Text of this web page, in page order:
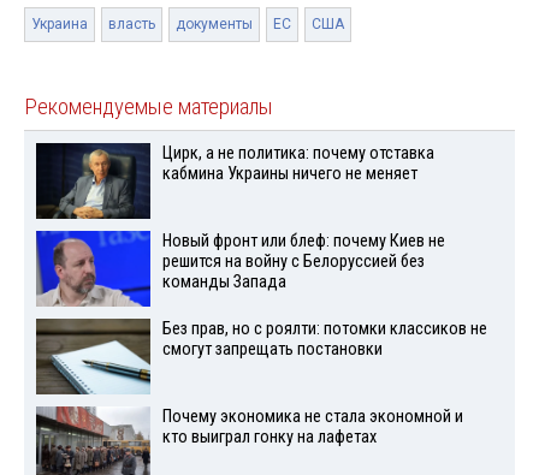
Украина власть документы ЕС США
Рекомендуемые материалы
Цирк, а не политика: почему отставка
кабмина Украины ничего не меняет
Новый фронт или блеф: почему Киев не
решится на войну с Белоруссией без
команды Запада
Без прав, но с роялти: потомки классиков не
смогут запрещать постановки
Почему экономика не стала экономной и
кто выиграл гонку на лафетах